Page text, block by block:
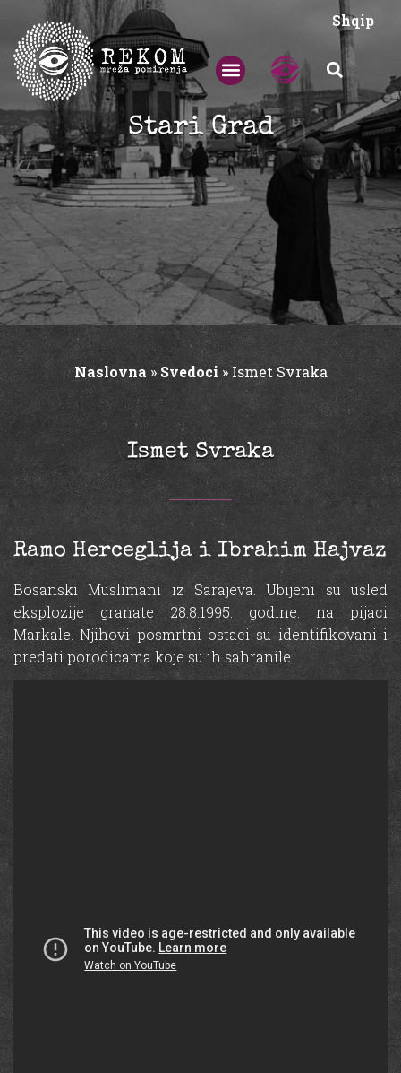
Shqip
Stari Grad
Naslovna »Svedoci» Ismet Svraka
Ismet Svraka
Ramo Herceglija i Ibrahim Hajvaz
Bosanski Muslimani iz Sarajeva. Ubijeni su usled
eksplozije granate 28.8.1995. godine. na pijaci
Markale. Njihovi posmrtni ostaci su identifikovani i
predati porodicama koje su ih sahranile.